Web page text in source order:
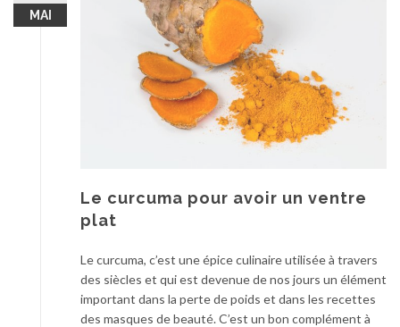
MAI
Le curcuma pour avoir un ventre
plat
Le curcuma, c’est une épice culinaire utilisée à travers
des siècles et qui est devenue de nos jours un élément
important dans la perte de poids et dans les recettes
des masques de beauté. C’est un bon complément à